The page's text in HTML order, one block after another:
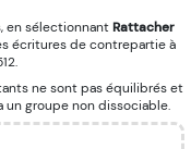
en sélectionnantRattacher
écritures de contrepartie à
ne sont pas équilibrés et
groupe non dissociable.